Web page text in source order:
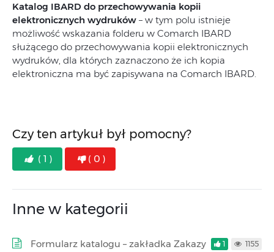
Katalog IBARD do przechowywania kopii
elektronicznych wydruków – w tym polu istnieje
możliwość wskazania folderu w Comarch IBARD
służącego do przechowywania kopii elektronicznych
wydruków, dla których zaznaczono że ich kopia
elektroniczna ma być zapisywana na Comarch IBARD.
Czy ten artykuł był pomocny?
( 1 ) ( 0 )
Inne w kategorii
Formularz katalogu – zakładka Zakazy 1 1155